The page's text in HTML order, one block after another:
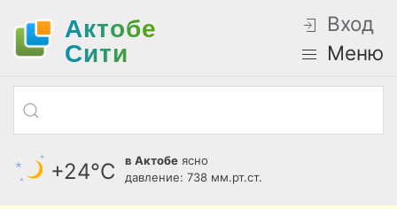
Актобе
Cити
Вход
Меню
+24°С в Актобе ясно
давление: 738 мм.рт.ст.